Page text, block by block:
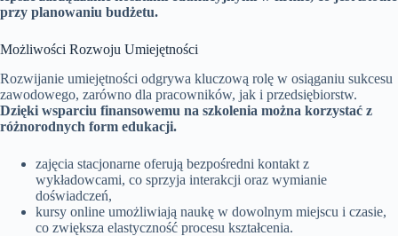
przy planowaniu budżetu.
Możliwości Rozwoju Umiejętności
Rozwijanie umiejętności odgrywa kluczową rolę w osiąganiu sukcesu
zawodowego, zarówno dla pracowników, jak i przedsiębiorstw.
Dzięki wsparciu finansowemu na szkolenia można korzystać z
różnorodnych form edukacji.
zajęcia stacjonarne oferują bezpośredni kontakt z
wykładowcami, co sprzyja interakcji oraz wymianie
doświadczeń,
kursy online umożliwiają naukę w dowolnym miejscu i czasie,
co zwiększa elastyczność procesu kształcenia.